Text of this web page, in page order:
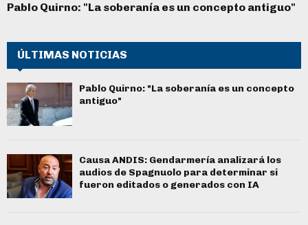
Pablo Quirno: "La soberanía es un concepto antiguo"
ÚLTIMAS NOTICIAS
Pablo Quirno: "La soberanía es un concepto
antiguo"
Causa ANDIS: Gendarmería analizará los
audios de Spagnuolo para determinar si
fueron editados o generados con IA